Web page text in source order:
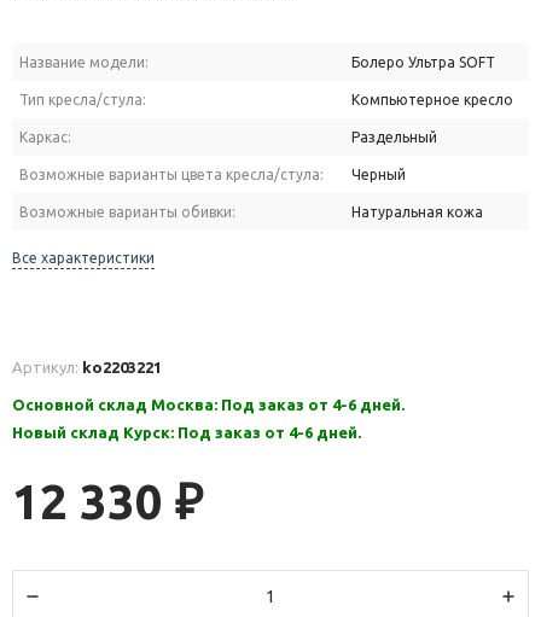
Название модели: Болеро Ультра SOFT
Тип кресла/стула: Компьютерное кресло
Каркас: Раздельный
Возможные варианты цвета кресла/стула: Черный
Возможные варианты обивки: Натуральная кожа
Все характеристики
Артикул: ko2203221
Основной склад Москва: Под заказ от 4-6 дней.
Новый склад Курск: Под заказ от 4-6 дней.
12 330 ₽